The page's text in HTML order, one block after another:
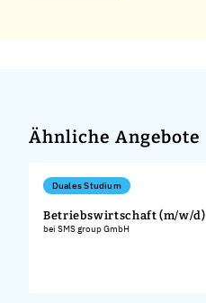
Ähnliche Angebote
Duales Studium
Betriebswirtschaft (m/w/d)
bei SMS group GmbH